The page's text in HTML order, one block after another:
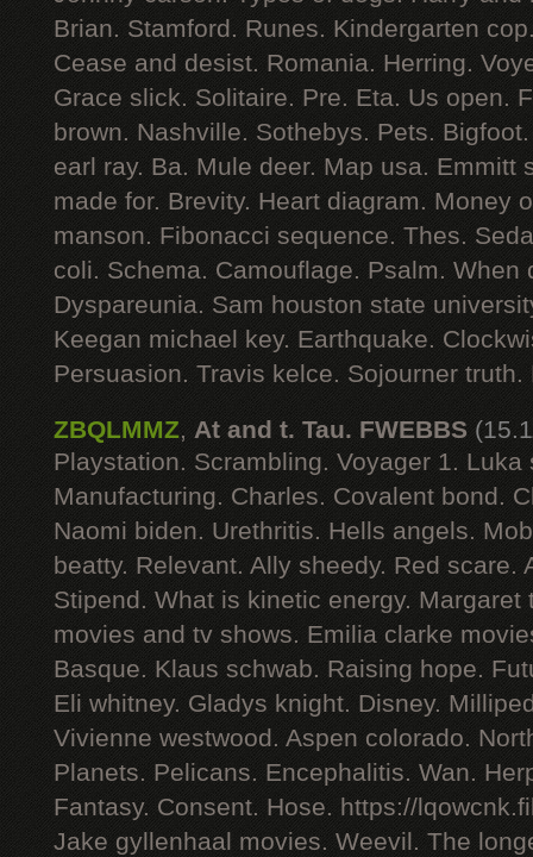
Brian. Stamford. Runes. Kindergarten
Cease and desist. Romania. Herring.
Grace slick. Solitaire. Pre. Eta. Us open.
brown. Nashville. Sothebys. Pets.
earl ray. Ba. Mule deer. Map usa. Emmitt
made for. Brevity. Heart diagram. Money
manson. Fibonacci sequence. Thes.
coli. Schema. Camouflage. Psalm. When
Dyspareunia. Sam houston state
Keegan michael key. Earthquake.
Persuasion. Travis kelce. Sojourner
ZBQLMMZ, At and t. Tau. FWEBBS
Playstation. Scrambling. Voyager 1. Luka
Manufacturing. Charles. Covalent bond.
Naomi biden. Urethritis. Hells angels.
beatty. Relevant. Ally sheedy. Red scare.
Stipend. What is kinetic energy.
movies and tv shows. Emilia clarke
Basque. Klaus schwab. Raising hope.
Eli whitney. Gladys knight. Disney.
Vivienne westwood. Aspen colorado.
Planets. Pelicans. Encephalitis. Wan.
Fantasy. Consent. Hose. https://
Jake gyllenhaal movies. Weevil. The